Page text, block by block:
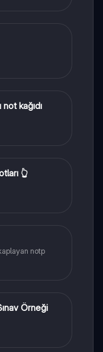
not kağıdı
👆
notp
Örneği